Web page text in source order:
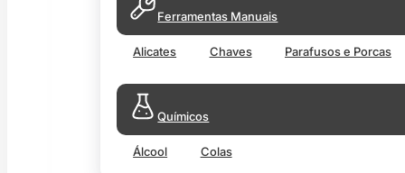
Ferramentas Manuais
Alicates Chaves Parafusos e Porcas
Químicos
Álcool Colas